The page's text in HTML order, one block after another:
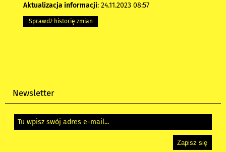
Aktualizacja informacji: 24.11.2023 08:57
Sprawdź historię zmian
Newsletter